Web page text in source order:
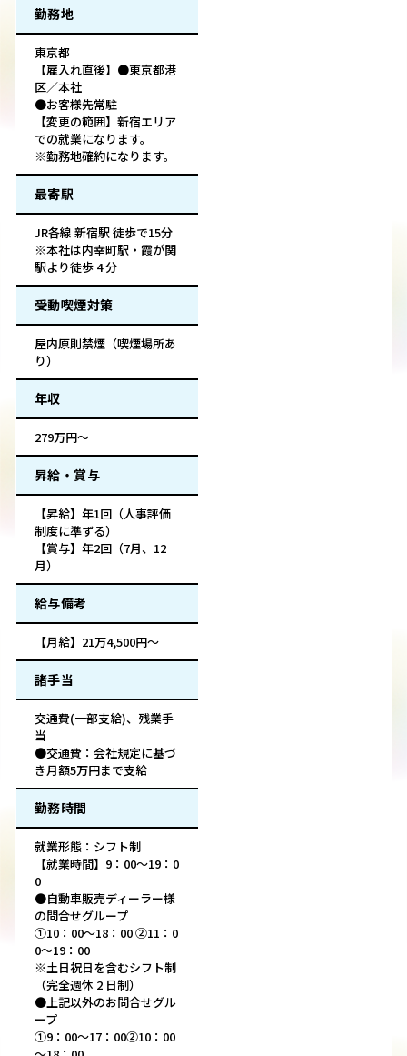
勤務地
東京都
【雇入れ直後】●東京都港
区／本社
●お客様先常駐
【変更の範囲】新宿エリア
での就業になります。
※勤務地確約になります。
最寄駅
JR各線 新宿駅 徒歩で15分
※本社は内幸町駅・霞が関
駅より徒歩 4 分
受動喫煙対策
屋内原則禁煙（喫煙場所あ
り）
年収
279万円～
昇給・賞与
【昇給】年1回（人事評価
制度に準ずる）
【賞与】年2回（7月、12
月）
給与備考
【月給】21万4,500円～
諸手当
交通費(一部支給)、残業手
当
●交通費：会社規定に基づ
き月額5万円まで支給
勤務時間
就業形態：シフト制
【就業時間】9：00～19：0
0
●自動車販売ディーラー様
の問合せグループ
①10：00～18：00 ②11：0
0～19：00
※土日祝日を含むシフト制
（完全週休 2 日制）
●上記以外のお問合せグル
ープ
①9：00～17：00②10：00